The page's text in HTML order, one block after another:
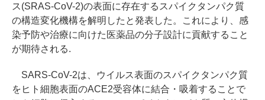
ス(SRAS-CoV-2)の表面に存在するスパイクタンパク質
の構造変化機構を解明したと発表した。これにより、感
染予防や治療に向けた医薬品の分子設計に貢献すること
が期待される.
SARS-CoV-2は、ウイルス表面のスパイクタンパク質
をヒト細胞表面のACE2受容体に結合・吸着することで